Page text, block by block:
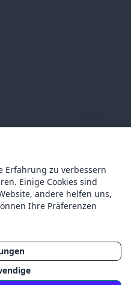
with ❤️ in Germany
Erfahrung zu verbessern
Einige Cookies sind
andere helfen uns,
Ihre Präferenzen